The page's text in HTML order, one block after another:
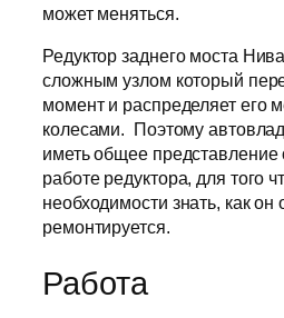
может меняться.
Редуктор заднего моста
сложным узлом который
момент и распределяет его
колесами. Поэтому
иметь общее представление
работе редуктора, для того
необходимости знать, как он
ремонтируется.
Работа